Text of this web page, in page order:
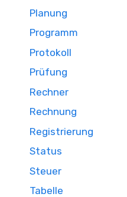
Planung
Programm
Protokoll
Prüfung
Rechner
Rechnung
Registrierung
Status
Steuer
Tabelle